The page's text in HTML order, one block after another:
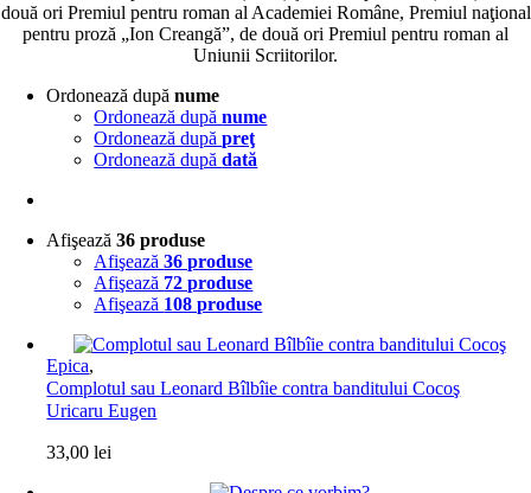
două ori Premiul pentru roman al Academiei Române, Premiul naţional
pentru proză „Ion Creangă”, de două ori Premiul pentru roman al
Uniunii Scriitorilor.
Ordonează dupănume
Ordonează dupănume
Ordonează dupăpreţ
Ordonează dupădată
Afişează36 produse
Afişează36 produse
Afişează 72 produse
Afişează 108 produse
Epica,
Complotul sau Leonard Bîlbîie contra banditului Cocoş
Uricaru Eugen
33,00lei